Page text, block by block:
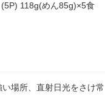
118g(めん85g)×5食
場所、直射日光をさけ常